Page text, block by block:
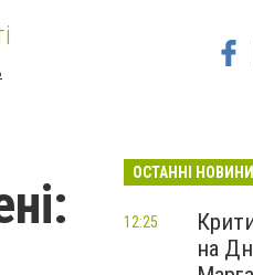
ОСТАННІ НОВИНИ
на
12:25